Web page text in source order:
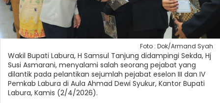
Foto : Dok/Armand Syah
Wakil Bupati Labura, H Samsul Tanjung didampingi Sekda, Hj
Susi Asmarani, menyalami salah seorang pejabat yang
dilantik pada pelantikan sejumlah pejabat eselon III dan IV
Pemkab Labura di Aula Ahmad Dewi Syukur, Kantor Bupati
Labura, Kamis (2/4/2026).